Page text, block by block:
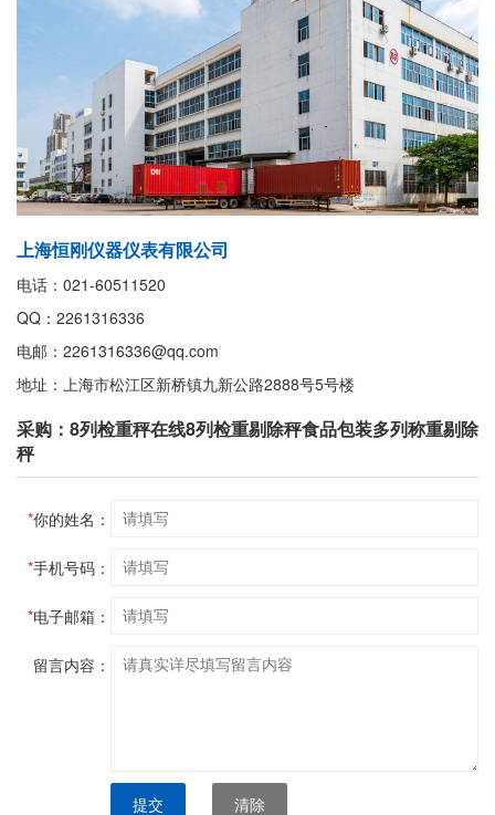
上海恒刚仪器仪表有限公司
电话：021-60511520
QQ：2261316336
电邮：2261316336@qq.com
地址：上海市松江区新桥镇九新公路2888号5号楼
采购：8列检重秤在线8列检重剔除秤食品包装多列称重剔除
秤
*你的姓名：
*手机号码：
*电子邮箱：
留言内容：
提交 清除